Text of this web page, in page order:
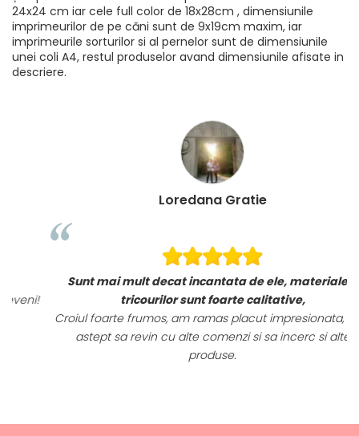
24x24 cm iar cele full color de 18x28cm , dimensiunile
imprimeurilor de pe căni sunt de 9x19cm maxim, iar
imprimeurile sorturilor si al pernelor sunt de dimensiunile
unei coli A4, restul produselor avand dimensiunile afisate in
descriere.
Loredana Gratie
Sunt mai mult decat incantata de ele, materialele
tricourilor sunt foarte calitative,
Croiul foarte frumos, am ramas placut impresionata, abia
astept sa revin cu alte comenzi si sa incerc si alte
produse.